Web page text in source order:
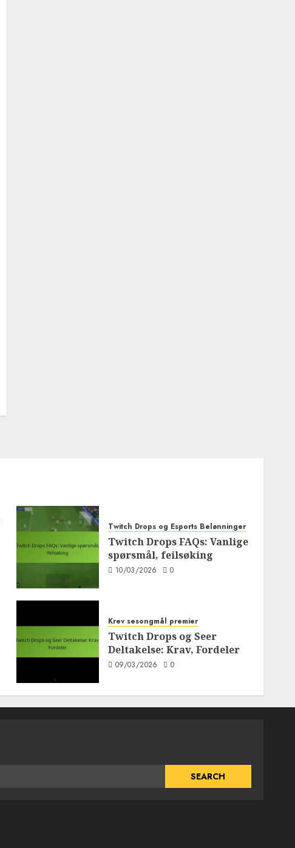
Twitch Drops og Esports Belønninger
Twitch Drops FAQs: Vanlige
spørsmål, feilsøking
10/03/2026 0
Krev sesongmål premier
Twitch Drops og Seer
Deltakelse: Krav, Fordeler
09/03/2026 0